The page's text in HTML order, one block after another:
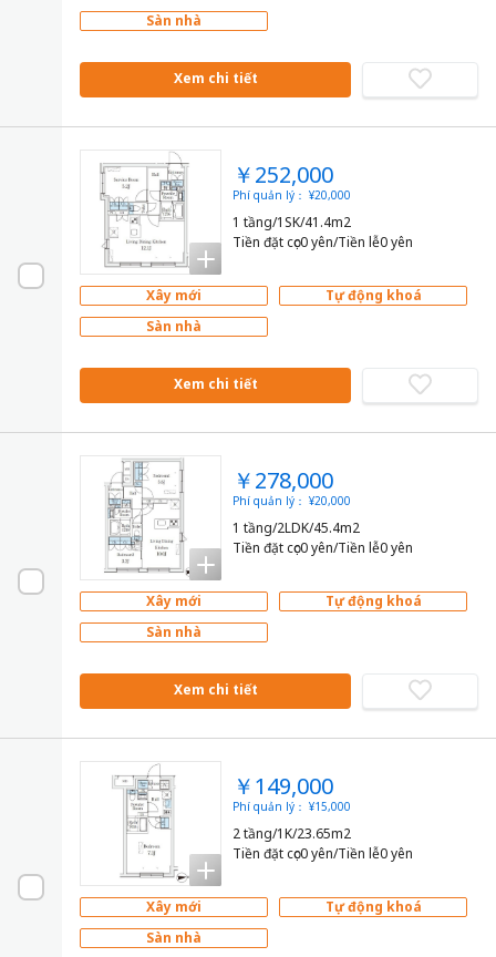
Sàn nhà
Xem chi tiết
￥252,000
Phí quản lý： ¥20,000
1 tầng/1SK/41.4m2
Tiền đặt cọc0 yên/Tiền lễ0 yên
Xây mới
Tự động khoá
Sàn nhà
Xem chi tiết
￥278,000
Phí quản lý： ¥20,000
1 tầng/2LDK/45.4m2
Tiền đặt cọc0 yên/Tiền lễ0 yên
Xây mới
Tự động khoá
Sàn nhà
Xem chi tiết
￥149,000
Phí quản lý： ¥15,000
2 tầng/1K/23.65m2
Tiền đặt cọc0 yên/Tiền lễ0 yên
Xây mới
Tự động khoá
Sàn nhà